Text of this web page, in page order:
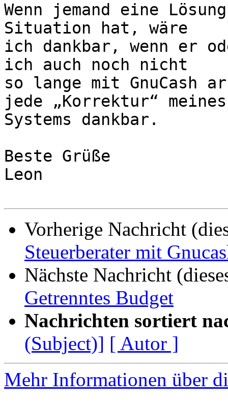
Wenn jemand eine
Situation hat, wäre
ich dankbar, wenn er
ich auch noch nicht
so lange mit GnuCash
jede „Korrektur“
Systems dankbar.
Beste Grüße
Leon
Vorherige Nachricht
Steuerberater mit
Nächste Nachricht
Getrenntes Budget
Nachrichten sortiert
(Subject)] [ Autor ]
Mehr Informationen über